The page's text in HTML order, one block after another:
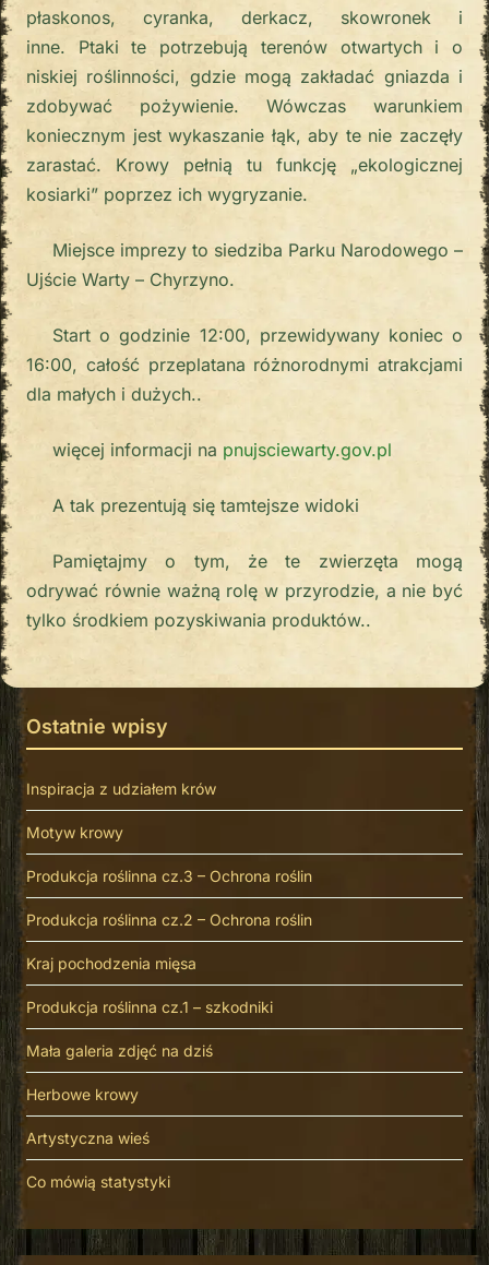
płaskonos, cyranka, derkacz, skowronek i
inne. Ptaki te potrzebują terenów otwartych i o
niskiej roślinności, gdzie mogą zakładać gniazda i
zdobywać pożywienie. Wówczas warunkiem
koniecznym jest wykaszanie łąk, aby te nie zaczęły
zarastać. Krowy pełnią tu funkcję „ekologicznej
kosiarki” poprzez ich wygryzanie.
Miejsce imprezy to siedziba Parku Narodowego –
Ujście Warty – Chyrzyno.
Start o godzinie 12:00, przewidywany koniec o
16:00, całość przeplatana różnorodnymi atrakcjami
dla małych i dużych..
więcej informacji na pnujsciewarty.gov.pl
A tak prezentują się tamtejsze widoki
Pamiętajmy o tym, że te zwierzęta mogą
odrywać równie ważną rolę w przyrodzie, a nie być
tylko środkiem pozyskiwania produktów..
Ostatnie wpisy
Inspiracja z udziałem krów
Motyw krowy
Produkcja roślinna cz.3 – Ochrona roślin
Produkcja roślinna cz.2 – Ochrona roślin
Kraj pochodzenia mięsa
Produkcja roślinna cz.1 – szkodniki
Mała galeria zdjęć na dziś
Herbowe krowy
Artystyczna wieś
Co mówią statystyki